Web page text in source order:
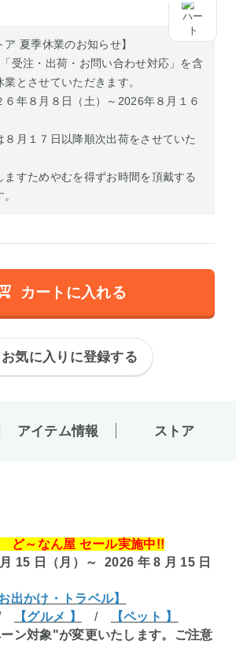
ア 夏季休業のお知らせ】
受注・出荷・お問い合わせ対応」を含
とさせていただきます。
６年８月８日（土）～2026年８月１６
月１７日以降順次出荷をさせていた
ますためやむを得ずお時間を頂戴する
カートに入れる
お気に入りに登録する
アイテム情報 ストア
ど～なん屋 セール実施中!!
15 日（月）～ 2026 年 8 月 15 日
お出かけ・トラベル】
【グルメ 】 /
【ペット 】
ン対象"が変更いたします。ご注意